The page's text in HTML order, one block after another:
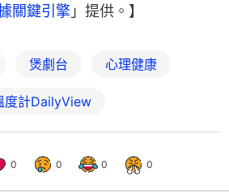
關鍵引擎 」提供。】
煲劇台 心理健康
度計DailyView
0 0 0 0